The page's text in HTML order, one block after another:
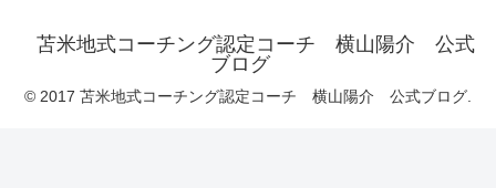
苫米地式コーチング認定コーチ 横山陽介 公式
ブログ
© 2017 苫米地式コーチング認定コーチ 横山陽介 公式ブログ.